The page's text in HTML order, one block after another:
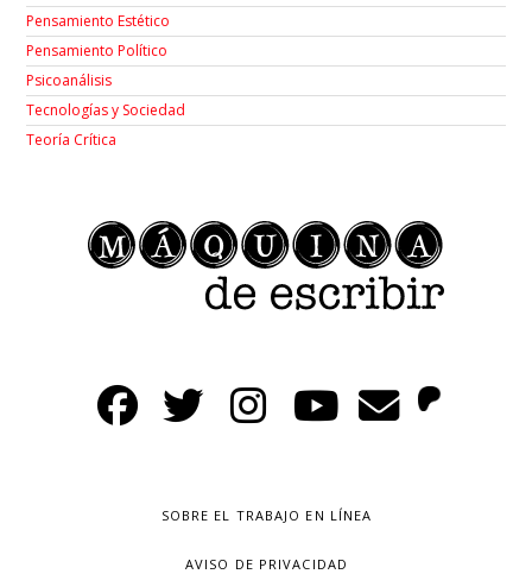
Pensamiento Estético
Pensamiento Político
Psicoanálisis
Tecnologías y Sociedad
Teoría Crítica
SOBRE EL TRABAJO EN LÍNEA
AVISO DE PRIVACIDAD